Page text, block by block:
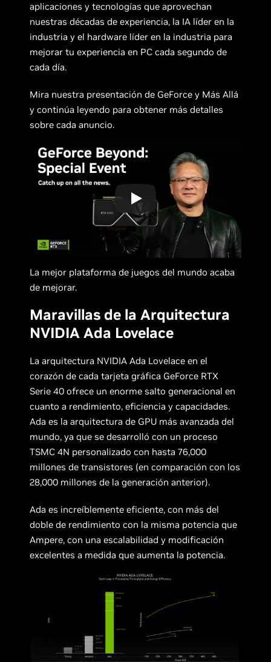
aplicaciones y tecnologías que aprovechan
nuestras décadas de experiencia, la IA líder en la
industria y el hardware líder en la industria para
mejorar tu experiencia en PC cada segundo de
cada día.
Mira nuestra presentación de GeForce y Más Allá
y continúa leyendo para obtener más detalles
sobre cada anuncio.
La mejor plataforma de juegos del mundo acaba
de mejorar.
Maravillas de la Arquitectura
NVIDIA Ada Lovelace
La arquitectura NVIDIA Ada Lovelace en el
corazón de cada tarjeta gráfica GeForce RTX
Serie 40 ofrece un enorme salto generacional en
cuanto a rendimiento, eficiencia y capacidades.
Ada es la arquitectura de GPU más avanzada del
mundo, ya que se desarrolló con un proceso
TSMC 4N personalizado con hasta 76,000
millones de transistores (en comparación con los
28,000 millones de la generación anterior).
Ada es increíblemente eficiente, con más del
doble de rendimiento con la misma potencia que
Ampere, con una escalabilidad y modificación
excelentes a medida que aumenta la potencia.